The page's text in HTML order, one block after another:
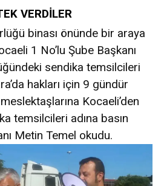
VERDİLER
binası önünde bir araya
1 No’lu Şube Başkanı
sendika temsilcileri
hakları için 9 gündür
Kocaeli’den
temsilcileri adına basın
Metin Temel okudu.